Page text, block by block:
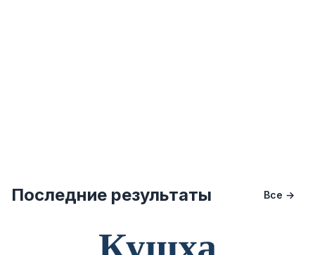
Последние результаты Все →